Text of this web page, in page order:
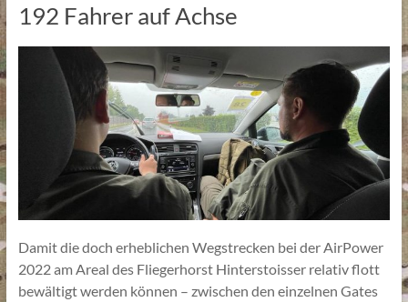
192 Fahrer auf Achse
Damit die doch erheblichen Wegstrecken bei der AirPower
2022 am Areal des Fliegerhorst Hinterstoisser relativ flott
bewältigt werden können – zwischen den einzelnen Gates